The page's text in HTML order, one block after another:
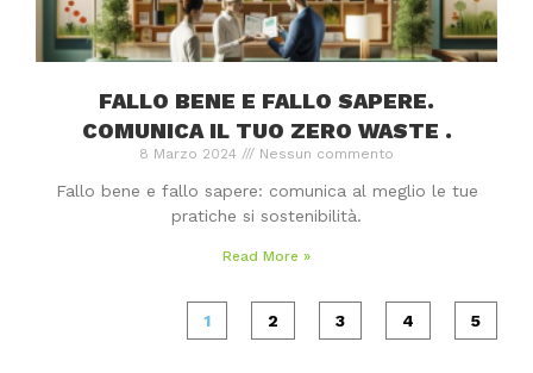
FALLO BENE E FALLO SAPERE.
COMUNICA IL TUO ZERO WASTE .
8 Marzo 2024 Nessun commento
Fallo bene e fallo sapere: comunica al meglio le tue
pratiche si sostenibilità.
Read More »
1 2 3 4 5